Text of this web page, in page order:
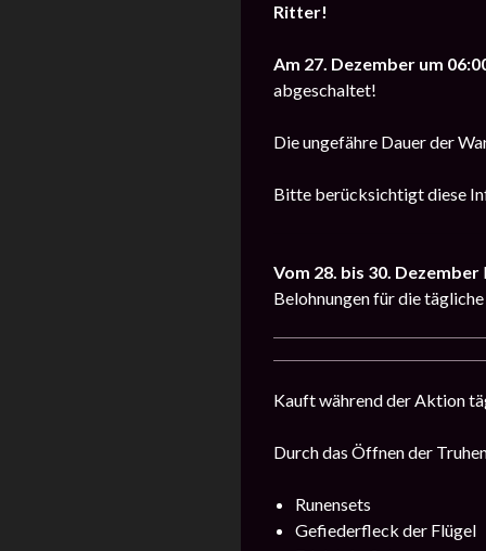
Ritter!
Am 27. Dezember um
abgeschaltet!
Die ungefähre Dauer der
Bitte berücksichtigt diese
Vom 28. bis 30. Dezember
Belohnungen für die
Kauft während der Aktion
Durch das Öffnen der
Runensets
Gefiederfleck der Flügel